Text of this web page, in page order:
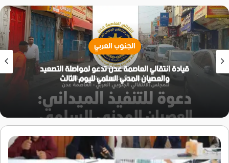
الجنوب العربي
قيادة انتقالي العاصمة عدن تدعو لمواصلة التصعيد
والعصيان المدني السلمي لليوم الثالث
بحضور
محافظ